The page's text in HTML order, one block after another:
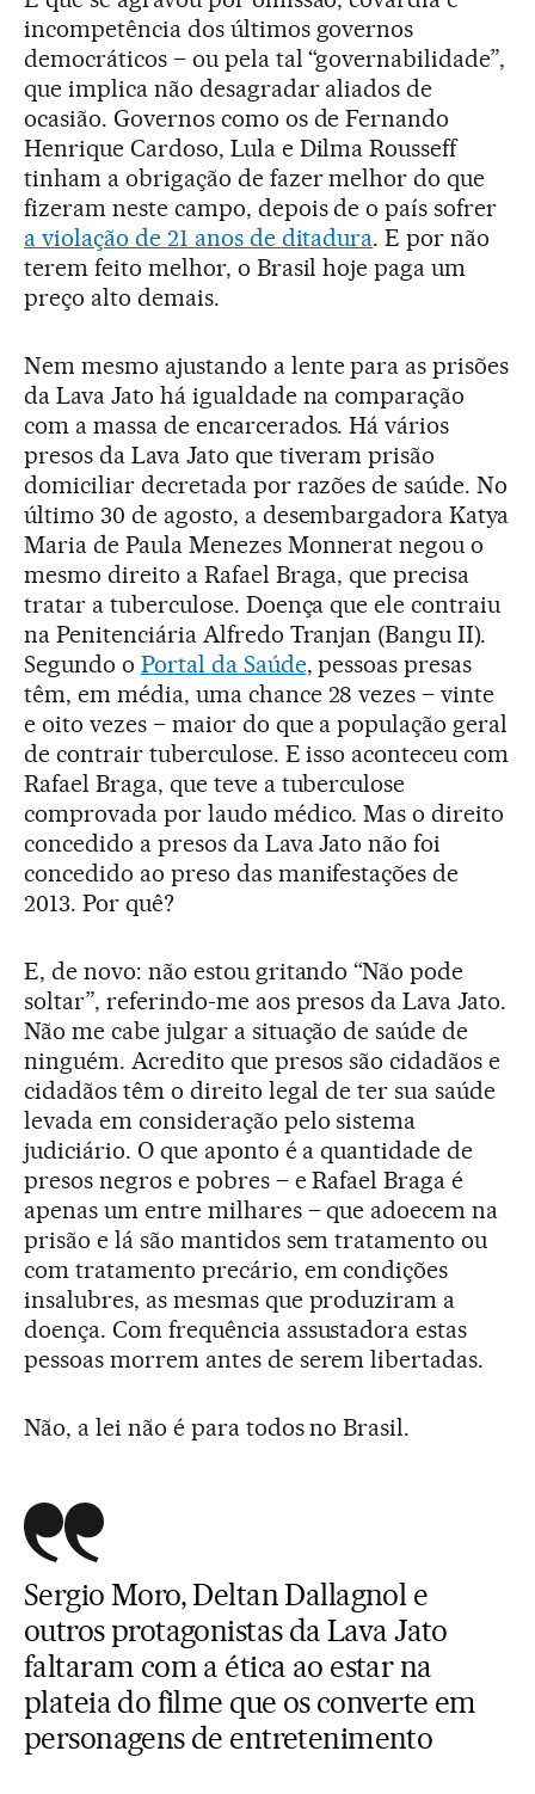
incompetência dos últimos governos
democráticos – ou pela tal “governabilidade”,
que implica não desagradar aliados de
ocasião. Governos como os de Fernando
Henrique Cardoso, Lula e Dilma Rousseff
tinham a obrigação de fazer melhor do que
fizeram neste campo, depois de o país sofrer
a violação de 21 anos de ditadura. E por não
terem feito melhor, o Brasil hoje paga um
preço alto demais.
Nem mesmo ajustando a lente para as prisões
da Lava Jato há igualdade na comparação
com a massa de encarcerados. Há vários
presos da Lava Jato que tiveram prisão
domiciliar decretada por razões de saúde. No
último 30 de agosto, a desembargadora Katya
Maria de Paula Menezes Monnerat negou o
mesmo direito a Rafael Braga, que precisa
tratar a tuberculose. Doença que ele contraiu
na Penitenciária Alfredo Tranjan (Bangu II).
Segundo o Portal da Saúde, pessoas presas
têm, em média, uma chance 28 vezes – vinte
e oito vezes – maior do que a população geral
de contrair tuberculose. E isso aconteceu com
Rafael Braga, que teve a tuberculose
comprovada por laudo médico. Mas o direito
concedido a presos da Lava Jato não foi
concedido ao preso das manifestações de
2013. Por quê?
E, de novo: não estou gritando “Não pode
soltar”, referindo-me aos presos da Lava Jato.
Não me cabe julgar a situação de saúde de
ninguém. Acredito que presos são cidadãos e
cidadãos têm o direito legal de ter sua saúde
levada em consideração pelo sistema
judiciário. O que aponto é a quantidade de
presos negros e pobres – e Rafael Braga é
apenas um entre milhares – que adoecem na
prisão e lá são mantidos sem tratamento ou
com tratamento precário, em condições
insalubres, as mesmas que produziram a
doença. Com frequência assustadora estas
pessoas morrem antes de serem libertadas.
Não, a lei não é para todos no Brasil.
Sergio Moro, Deltan Dallagnol e
outros protagonistas da Lava Jato
faltaram com a ética ao estar na
plateia do filme que os converte em
personagens de entretenimento